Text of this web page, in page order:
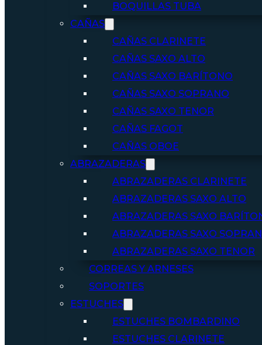
BOQUILLAS TUBA
CAÑAS
CAÑAS CLARINETE
CAÑAS SAXO ALTO
CAÑAS SAXO BARÍTONO
CAÑAS SAXO SOPRANO
CAÑAS SAXO TENOR
CAÑAS FAGOT
CAÑAS OBOE
ABRAZADERAS
ABRAZADERAS CLARINETE
ABRAZADERAS SAXO ALTO
ABRAZADERAS SAXO
ABRAZADERAS SAXO
ABRAZADERAS SAXO TENOR
CORREAS Y ARNESES
SOPORTES
ESTUCHES
ESTUCHES BOMBARDINO
ESTUCHES CLARINETE